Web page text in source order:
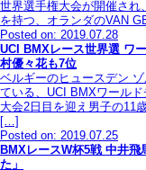
世界選手権大会が開催され
を持つ、オランダのVAN
Posted on: 2019.07.28
UCI BMXレース世界選 ワ
村優々花も7位
ベルギーのヒュースデン
ている、UCI BMXワール
大会2日目を迎え男子の11
[…]
Posted on: 2019.07.25
BMXレースW杯5戦 中井
た」